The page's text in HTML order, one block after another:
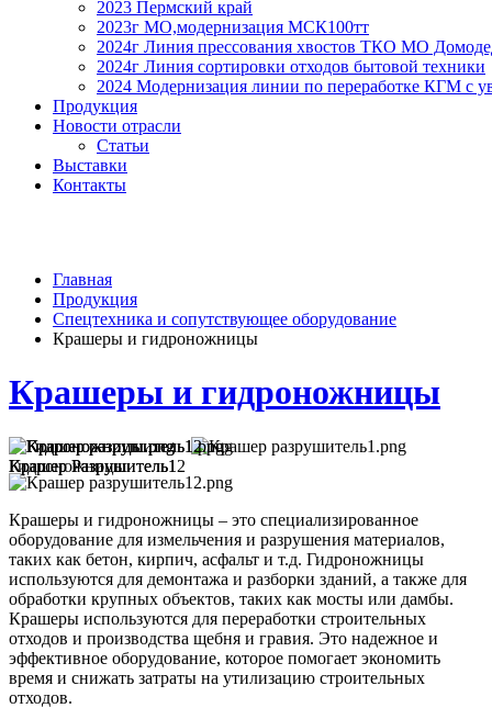
2023 Пермский край
2023г МО,модернизация МСК100тт
2024г Линия прессования хвостов ТКО МО
2024г Линия сортировки отходов бытовой техники
2024 Модернизация линии по переработке КГМ с
Продукция
Новости отрасли
Статьи
Выставки
Контакты
Главная
Продукция
Спецтехника и сопутствующее оборудование
Крашеры и гидроножницы
Крашеры и гидроножницы
Гидроножницы
Крашер Разрушитель1
Крашер Разрушитель12
Крашеры и гидроножницы – это специализированное
оборудование для измельчения и разрушения материалов,
таких как бетон, кирпич, асфальт и т.д. Гидроножницы
используются для демонтажа и разборки зданий, а также для
обработки крупных объектов, таких как мосты или дамбы.
Крашеры используются для переработки строительных
отходов и производства щебня и гравия. Это надежное и
эффективное оборудование, которое помогает экономить
время и снижать затраты на утилизацию строительных
отходов.